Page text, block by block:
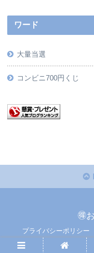
ワード
大量当選
コンビニ700円くじ
🉐
プライバシーポリシー
Copyright © 懸賞